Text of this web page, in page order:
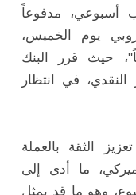
مدفوعاً
يوم الخميس،
حيث قرر البنك
في انتظار
الثقة بالعملة
ما أدى إلى
الأسبوع، وهو ما قد يمثل